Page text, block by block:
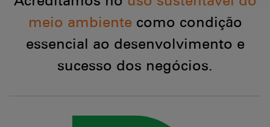
meio ambiente como condição
essencial ao desenvolvimento e
sucesso dos negócios.